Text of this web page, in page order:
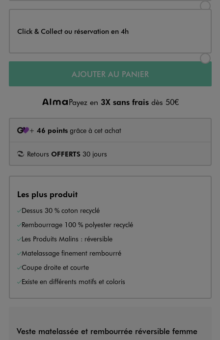
Click & Collect ou réservation en 4h
AJOUTER AU PANIER
Payez en 3X sans frais dès 50€
+ 46 points grâce à cet achat
Retours OFFERTS 30 jours
Les plus produit
Dessus 30 % coton recyclé
Rembourrage 100 % polyester recyclé
Les Produits Malins : réversible
Matelassage finement rembourré
Coupe droite et courte
Existe en différents motifs et coloris
Veste matelassée et rembourrée réversible femme